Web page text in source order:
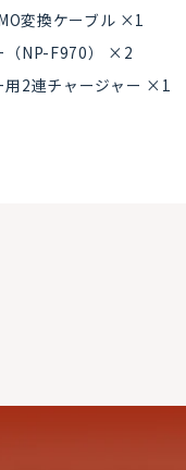
変換ケーブル ×1
（NP-F970） ×2
用2連チャージャー ×1